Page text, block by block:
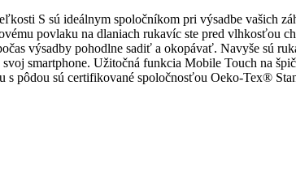
S sú ideálnym spoločníkom pri výsadbe vašich
povlaku na dlaniach rukavíc ste pred vlhkosťou
výsadby pohodlne sadiť a okopávať. Navyše sú
smartphone. Užitočná funkcia Mobile Touch na
s pôdou sú certifikované spoločnosťou Oeko-Tex®